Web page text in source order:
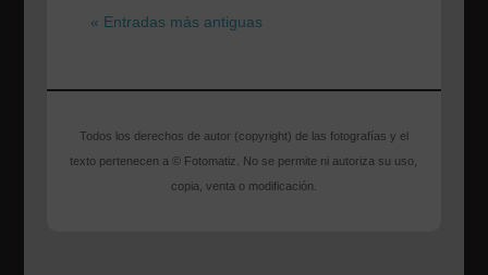
« Entradas más antiguas
Todos los derechos de autor (copyright) de las fotografías y el
texto pertenecen a © Fotomatiz. No se permite ni autoriza su uso,
copia, venta o modificación.